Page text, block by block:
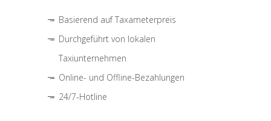
Basierend auf Taxameterpreis
Durchgeführt von lokalen
Taxiunternehmen
Online- und Offline-Bezahlungen
24/7-Hotline